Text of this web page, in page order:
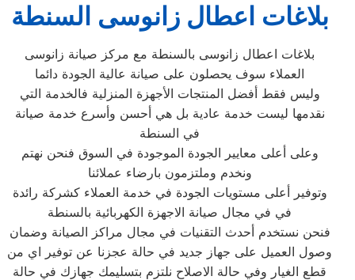
بلاغات اعطال زانوسى السنطة
بلاغات اعطال زانوسى بالسنطة مع مركز صيانة زانوسى
العملاء سوف يحصلون على صيانة عالية الجودة دائما
وليس فقط أفضل المنتجات الأجهزة المنزلية فالخدمة التي
نقدمها ليست خدمة عادية بل هي أحسن وأسرع خدمة صيانة
في السنطة
وعلى أعلى معايير الجودة الموجودة في السوق فنحن نهتم
ونخدم وملتزمون بارضاء عملائنا
وتوفير أعلى مستويات الجودة في خدمة العملاء كشركة رائدة
في في مجال صيانة الاجهزة الكهربائية بالسنطة
فنحن نستخدم أحدث التقنيات في مجال مراكز الصيانة وضمان
وصول العميل على جهاز جديد في حالة عجزنا عن توفير اي من
قطع الغيار وفي حالة الاصلاح نلتزم بتسليمك جهازك في حالة